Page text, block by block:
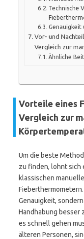
Technische
Genauigkeit
Vor- und
Vergleich zur
Ähnliche
Vorteile eines
Vergleich zur
Um die beste
zu finden, lohnt sich
klassischen
Genauigkeit,
Handhabung besser
es schnell gehen
älteren Personen,